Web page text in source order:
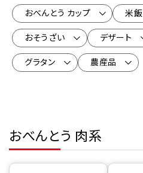
おべんとう カップ 米飯
おそうざい デザート
グラタン 農産品
おべんとう 肉系